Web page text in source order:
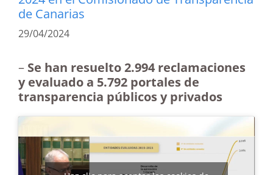
de Canarias
29/04/2024
– Se han resuelto 2.994 reclamaciones
y evaluado a 5.792 portales de
transparencia públicos y privados